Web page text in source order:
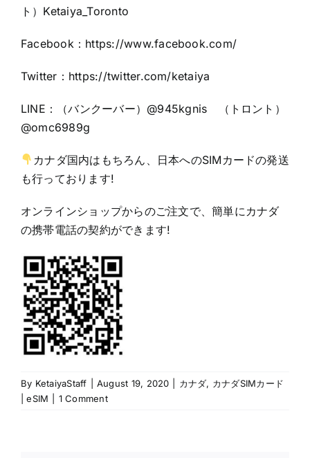
ト）Ketaiya_Toronto
Facebook： https://www.facebook.com/
Twitter：https://twitter.com/ketaiya
LINE：（バンクーバー）@945kgnis （トロント）
@omc6989g
カナダ国内はもちろん、日本へのSIMカードの発送
も行っております!
オンラインショップからのご注文で、簡単にカナダ
の携帯電話の契約ができます!
By KetaiyaStaff August 19, 2020 カナダ, カナダSIMカード
| eSIM
1 Comment